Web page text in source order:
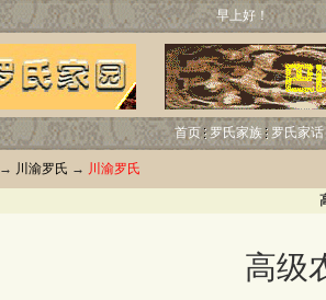
早上好！
首页 罗氏家族 罗氏家话
→ 川渝罗氏 → 川渝罗氏
高级